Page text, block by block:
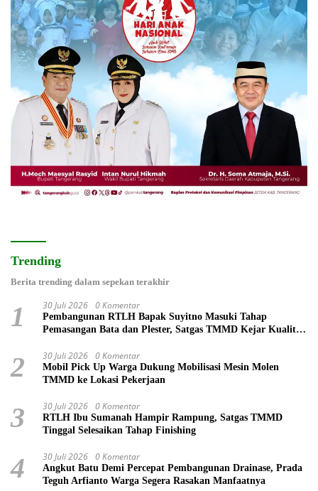
Trending
Berita trending dalam sepekan terakhir
1 30 Juli 2026 0 Komentar
Pembangunan RTLH Bapak Suyitno Masuki Tahap
Pemasangan Bata dan Plester, Satgas TMMD Kejar Kualitas
2 30 Juli 2026 0 Komentar
Mobil Pick Up Warga Dukung Mobilisasi Mesin Molen
TMMD ke Lokasi Pekerjaan
3 30 Juli 2026 0 Komentar
RTLH Ibu Sumanah Hampir Rampung, Satgas TMMD
Tinggal Selesaikan Tahap Finishing
4 30 Juli 2026 0 Komentar
Angkut Batu Demi Percepat Pembangunan Drainase, Prada
Teguh Arfianto Warga Segera Rasakan Manfaatnya